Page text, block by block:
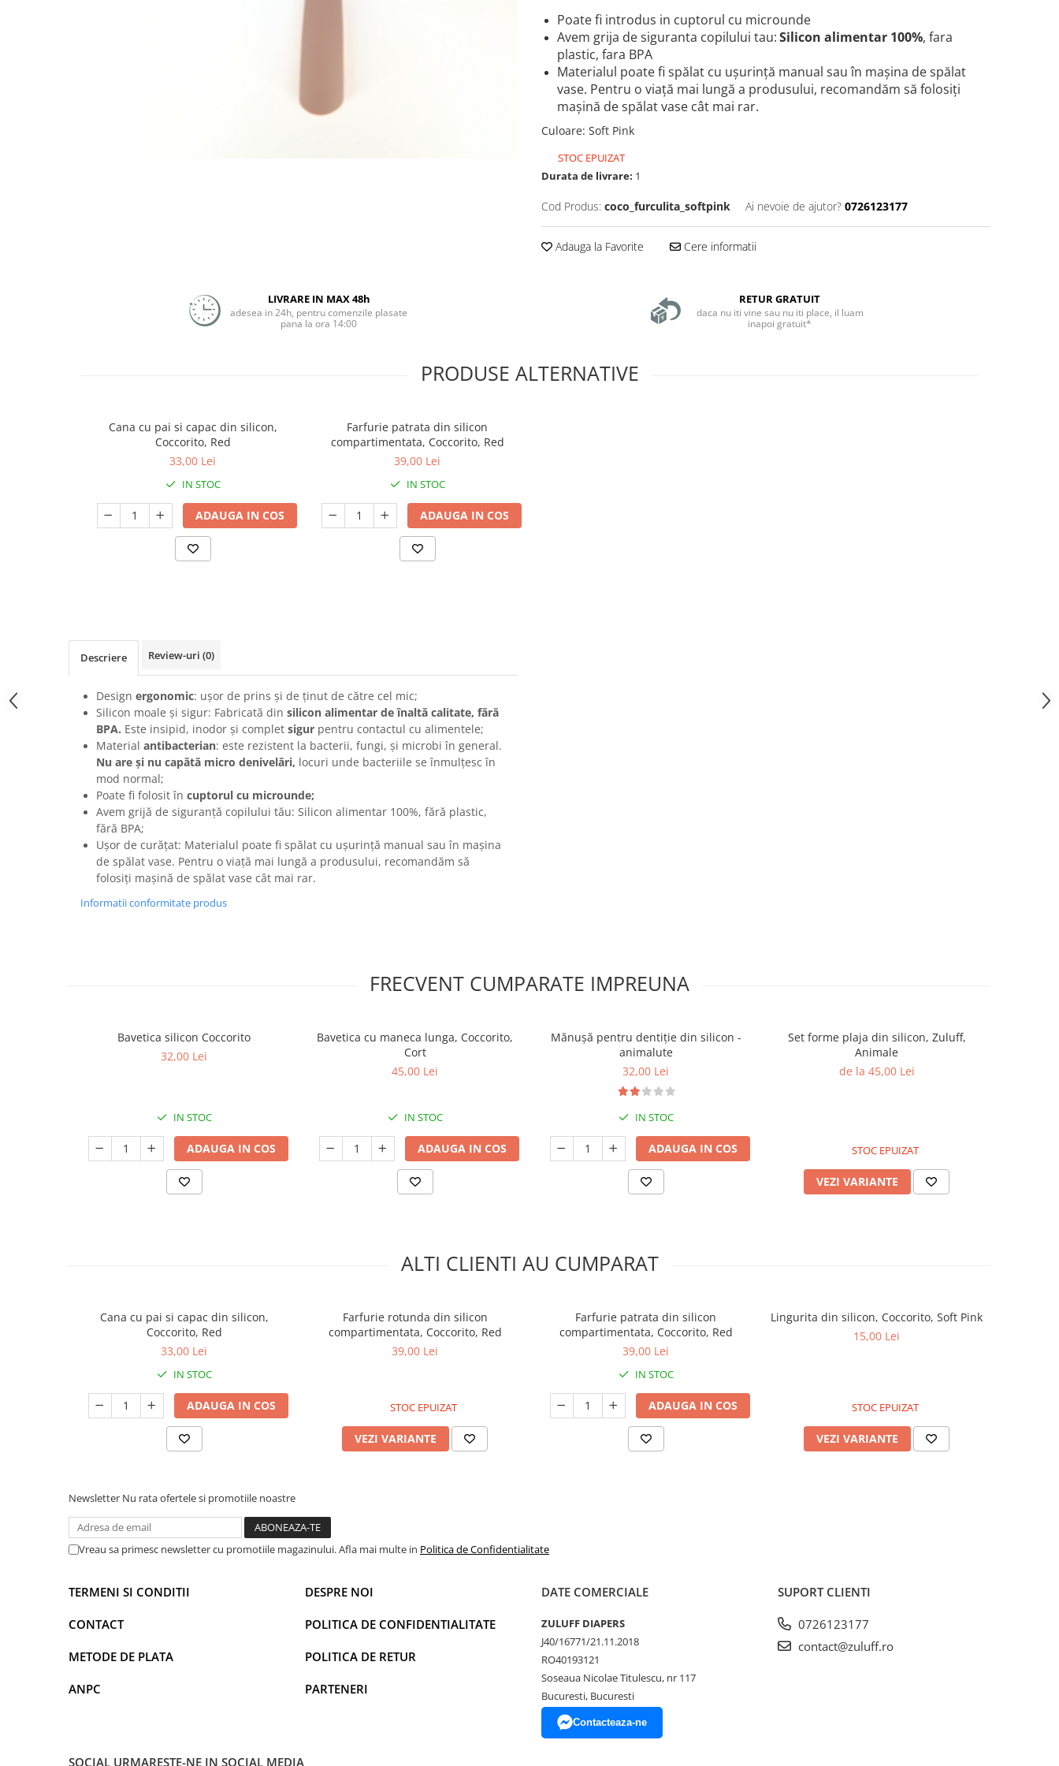
Poate fi introdus in cuptorul cu microunde
Avem grija de siguranta copilului tau:Silicon alimentar 100%, fara
plastic, fara BPA
Materialul poate fi spălat cu ușurință manual sau în mașina de spălat
vase. Pentru o viață mai lungă a produsului, recomandăm să folosiți
mașină de spălat vase cât mai rar.
Culoare: Soft Pink
STOC EPUIZAT
Durata de livrare: 1
Cod Produs: coco_furculita_softpink Ai nevoie de ajutor? 0726123177
Adauga la Favorite Cere informatii
LIVRARE IN MAX 48h
adesea in 24h, pentru comenzile plasate
pana la ora 14:00
RETUR GRATUIT
daca nu iti vine sau nu iti place, il luam
inapoi gratuit*
PRODUSE ALTERNATIVE
Cana cu pai si capac din silicon,
Coccorito, Red
33,00 Lei
IN STOC
ADAUGA IN COS
Farfurie patrata din silicon
compartimentata, Coccorito, Red
39,00 Lei
IN STOC
ADAUGA IN COS
Descriere Review-uri (0)
Design ergonomic: ușor de prins și de ținut de către cel mic;
Silicon moale și sigur: Fabricată din silicon alimentar de înaltă calitate, fără
BPA. Este insipid, inodor și complet sigur pentru contactul cu alimentele;
Material antibacterian: este rezistent la bacterii, fungi, și microbi în general.
Nu are și nu capătă micro denivelări, locuri unde bacteriile se înmulțesc în
mod normal;
Poate fi folosit în cuptorul cu microunde;
Avem grijă de siguranță copilului tău: Silicon alimentar 100%, fără plastic,
fără BPA;
Ușor de curățat: Materialul poate fi spălat cu ușurință manual sau în mașina
de spălat vase. Pentru o viață mai lungă a produsului, recomandăm să
folosiți mașină de spălat vase cât mai rar.
Informatii conformitate produs
FRECVENT CUMPARATE IMPREUNA
Bavetica silicon Coccorito
32,00 Lei
IN STOC
ADAUGA IN COS
Bavetica cu maneca lunga, Coccorito,
Cort
45,00 Lei
IN STOC
ADAUGA IN COS
Mănușă pentru dentiție din silicon -
animalute
32,00 Lei
IN STOC
ADAUGA IN COS
Set forme plaja din silicon, Zuluff,
Animale
de la 45,00 Lei
STOC EPUIZAT
VEZI VARIANTE
ALTI CLIENTI AU CUMPARAT
Cana cu pai si capac din silicon,
Coccorito, Red
33,00 Lei
IN STOC
ADAUGA IN COS
Farfurie rotunda din silicon
compartimentata, Coccorito, Red
39,00 Lei
STOC EPUIZAT
VEZI VARIANTE
Farfurie patrata din silicon
compartimentata, Coccorito, Red
39,00 Lei
IN STOC
ADAUGA IN COS
Lingurita din silicon, Coccorito, Soft Pink
15,00 Lei
STOC EPUIZAT
VEZI VARIANTE
Newsletter Nu rata ofertele si promotiile noastre
Vreau sa primesc newsletter cu promotiile magazinului. Afla mai multe in Politica de Confidentialitate
TERMENI SI CONDITII
CONTACT
METODE DE PLATA
ANPC
DESPRE NOI
POLITICA DE CONFIDENTIALITATE
POLITICA DE RETUR
PARTENERI
DATE COMERCIALE
ZULUFF DIAPERS
J40/16771/21.11.2018
RO40193121
Soseaua Nicolae Titulescu, nr 117
Bucuresti, Bucuresti
Contacteaza-ne
SUPORT CLIENTI
0726123177
contact@zuluff.ro
SOCIAL URMARESTE-NE IN SOCIAL MEDIA